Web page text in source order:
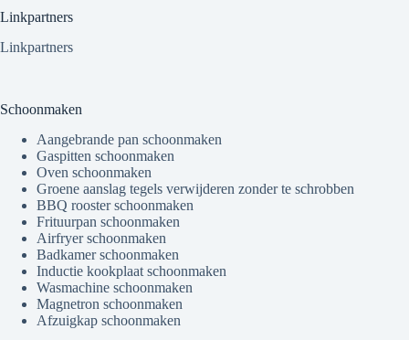
Linkpartners
Linkpartners
Schoonmaken
Aangebrande pan schoonmaken
Gaspitten schoonmaken
Oven schoonmaken
Groene aanslag tegels verwijderen zonder te schrobben
BBQ rooster schoonmaken
Frituurpan schoonmaken
Airfryer schoonmaken
Badkamer schoonmaken
Inductie kookplaat schoonmaken
Wasmachine schoonmaken
Magnetron schoonmaken
Afzuigkap schoonmaken